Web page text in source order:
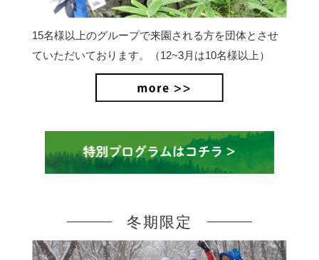
15名様以上のグループで来園される方を団体とさせ
ていただいております。（12~3月は10名様以上）
冬期限定